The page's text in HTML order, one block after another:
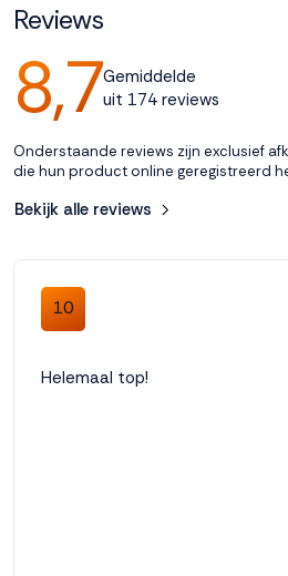
Reviews
8,7Gemiddelde
uit 174 reviews
Onderstaande reviews zijn exclusief
die hun product online geregistreerd
Bekijk alle reviews
10
Helemaal top!